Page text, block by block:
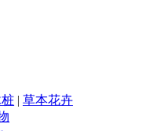
| 草本花卉